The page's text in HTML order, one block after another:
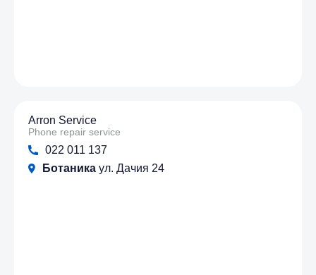
Arron Service
Phone repair service
022 011 137
Ботаника ул. Дачия 24